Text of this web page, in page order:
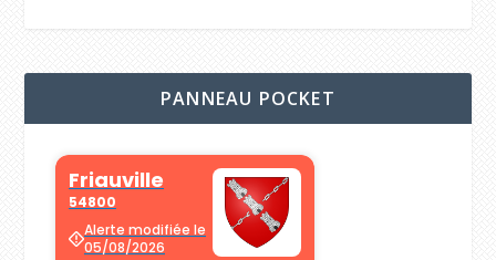
PANNEAU POCKET